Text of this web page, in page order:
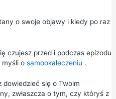
o swoje objawy i kiedy po raz
czujesz przed i podczas epizodu
myśli o samookaleczeniu .
dowiedzieć się o Twoim
zwłaszcza o tym, czy któryś z